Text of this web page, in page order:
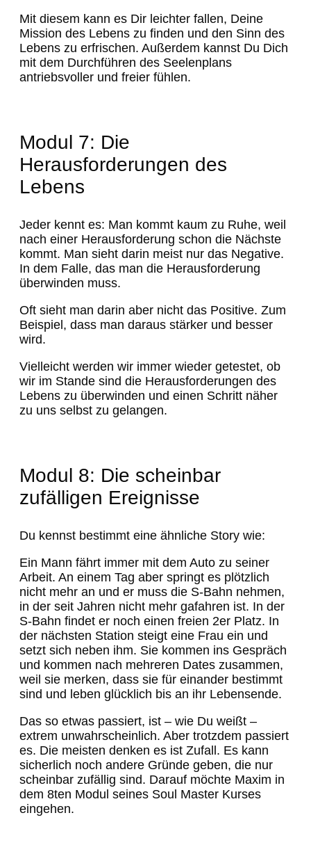
Mit diesem kann es Dir leichter fallen, Deine
Mission des Lebens zu finden und den Sinn des
Lebens zu erfrischen. Außerdem kannst Du Dich
mit dem Durchführen des Seelenplans
antriebsvoller und freier fühlen.
Modul 7: Die
Herausforderungen des
Lebens
Jeder kennt es: Man kommt kaum zu Ruhe, weil
nach einer Herausforderung schon die Nächste
kommt. Man sieht darin meist nur das Negative.
In dem Falle, das man die Herausforderung
überwinden muss.
Oft sieht man darin aber nicht das Positive. Zum
Beispiel, dass man daraus stärker und besser
wird.
Vielleicht werden wir immer wieder getestet, ob
wir im Stande sind die Herausforderungen des
Lebens zu überwinden und einen Schritt näher
zu uns selbst zu gelangen.
Modul 8: Die scheinbar
zufälligen Ereignisse
Du kennst bestimmt eine ähnliche Story wie:
Ein Mann fährt immer mit dem Auto zu seiner
Arbeit. An einem Tag aber springt es plötzlich
nicht mehr an und er muss die S-Bahn nehmen,
in der seit Jahren nicht mehr gafahren ist. In der
S-Bahn findet er noch einen freien 2er Platz. In
der nächsten Station steigt eine Frau ein und
setzt sich neben ihm. Sie kommen ins Gespräch
und kommen nach mehreren Dates zusammen,
weil sie merken, dass sie für einander bestimmt
sind und leben glücklich bis an ihr Lebensende.
Das so etwas passiert, ist – wie Du weißt –
extrem unwahrscheinlich. Aber trotzdem passiert
es. Die meisten denken es ist Zufall. Es kann
sicherlich noch andere Gründe geben, die nur
scheinbar zufällig sind. Darauf möchte Maxim in
dem 8ten Modul seines Soul Master Kurses
eingehen.